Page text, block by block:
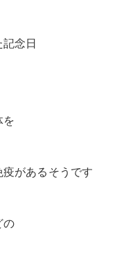
念日
を
があるそうです
の